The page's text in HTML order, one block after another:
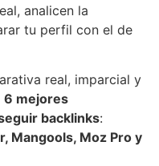
analicen la
tu perfil con el de
real, imparcial y
6 mejores
backlinks:
Mangools, Moz Pro y